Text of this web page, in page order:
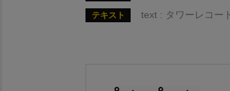
テキスト text : タワーレコ